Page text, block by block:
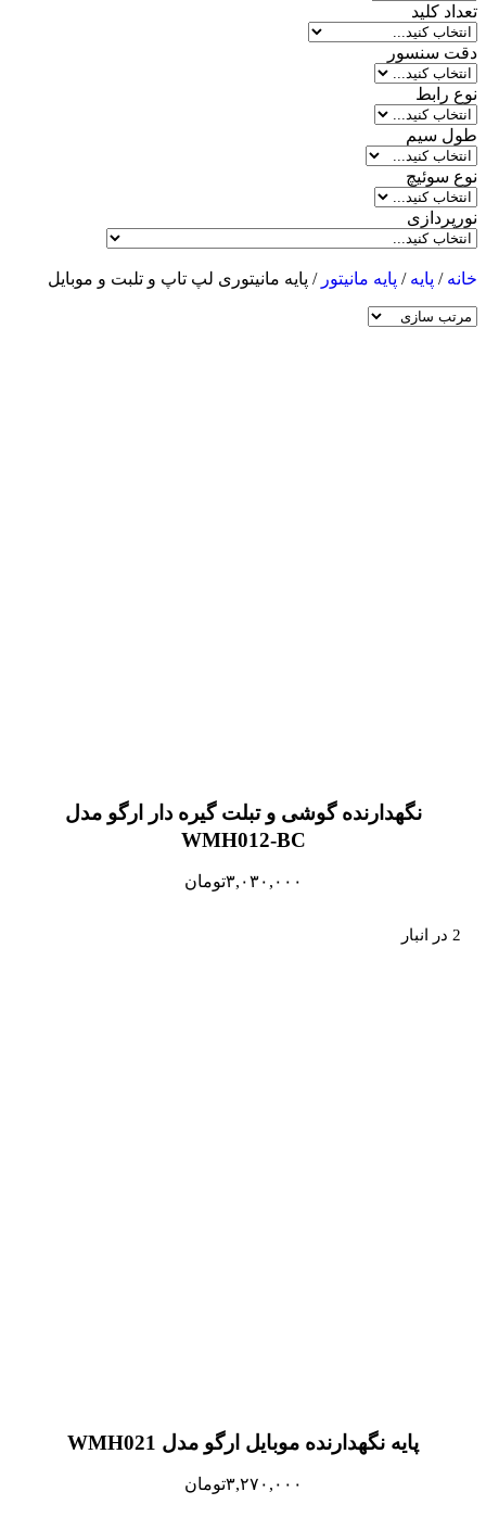
تعداد کلید
دقت سنسور
نوع رابط
طول سیم
نوع سوئیچ
نورپردازی
خانه / پایه / پایه مانیتور / پایه مانیتوری لپ تاپ و تلبت و موبایل
نگهدارنده گوشی و تبلت گیره دار ارگو مدل
WMH012-BC
۳,۰۳۰,۰۰۰تومان
2 در انبار
پایه نگهدارنده موبایل ارگو مدل WMH021
۳,۲۷۰,۰۰۰تومان